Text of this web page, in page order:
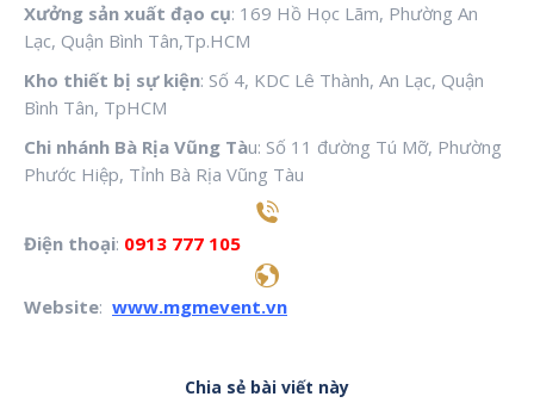
Xưởng sản xuất đạo cụ: 169 Hồ Học Lãm, Phường An
Lạc, Quận Bình Tân,Tp.HCM
Kho thiết bị sự kiện: Số 4, KDC Lê Thành, An Lạc, Quận
Bình Tân, TpHCM
Chi nhánh Bà Rịa Vũng Tàu: Số 11 đường Tú Mỡ, Phường
Phước Hiệp, Tỉnh Bà Rịa Vũng Tàu
Điện thoại: 0913 777 105
Website: www.mgmevent.vn
Chia sẻ bài viết này